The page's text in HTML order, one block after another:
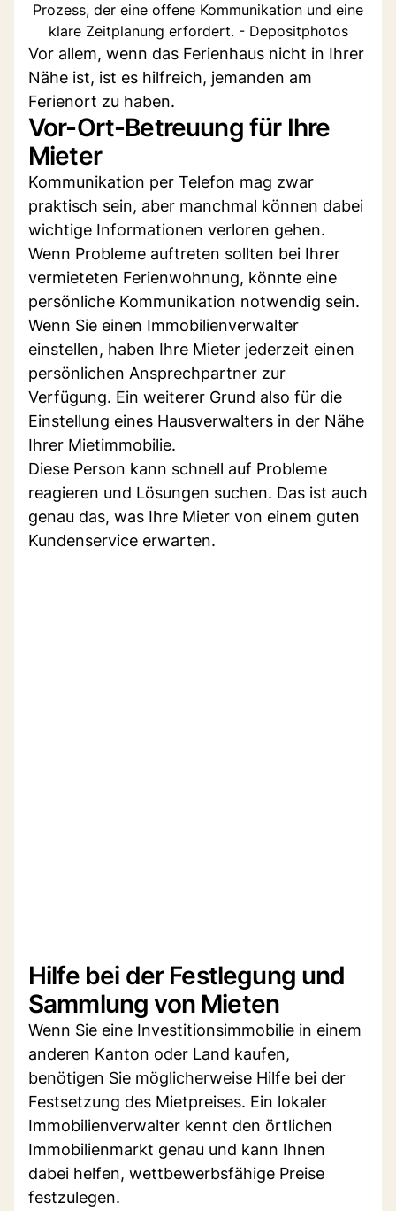
Prozess, der eine offene Kommunikation und eine
klare Zeitplanung erfordert. - Depositphotos
Vor allem, wenn das Ferienhaus nicht in Ihrer
Nähe ist, ist es hilfreich, jemanden am
Ferienort zu haben.
Vor-Ort-Betreuung für Ihre
Mieter
Kommunikation per Telefon mag zwar
praktisch sein, aber manchmal können dabei
wichtige Informationen verloren gehen.
Wenn Probleme auftreten sollten bei Ihrer
vermieteten Ferienwohnung, könnte eine
persönliche Kommunikation notwendig sein.
Wenn Sie einen Immobilienverwalter
einstellen, haben Ihre Mieter jederzeit einen
persönlichen Ansprechpartner zur
Verfügung. Ein weiterer Grund also für die
Einstellung eines Hausverwalters in der Nähe
Ihrer Mietimmobilie.
Diese Person kann schnell auf Probleme
reagieren und Lösungen suchen. Das ist auch
genau das, was Ihre Mieter von einem guten
Kundenservice erwarten.
Hilfe bei der Festlegung und
Sammlung von Mieten
Wenn Sie eine Investitionsimmobilie in einem
anderen Kanton oder Land kaufen,
benötigen Sie möglicherweise Hilfe bei der
Festsetzung des Mietpreises. Ein lokaler
Immobilienverwalter kennt den örtlichen
Immobilienmarkt genau und kann Ihnen
dabei helfen, wettbewerbsfähige Preise
festzulegen.